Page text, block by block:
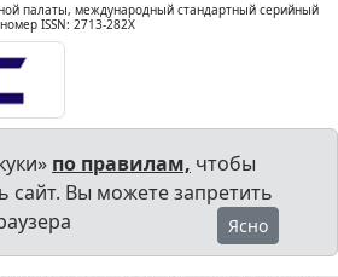
палаты, международный стандартный серийный
номер ISSN: 2713-282X
по правилам, чтобы
сайт. Вы можете запретить
Ясно